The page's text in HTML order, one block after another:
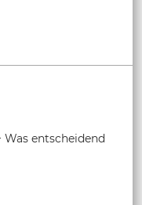
Was entscheidend